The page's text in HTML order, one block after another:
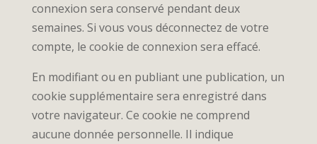
connexion sera conservé pendant deux
semaines. Si vous vous déconnectez de votre
compte, le cookie de connexion sera effacé.
En modifiant ou en publiant une publication, un
cookie supplémentaire sera enregistré dans
votre navigateur. Ce cookie ne comprend
aucune donnée personnelle. Il indique